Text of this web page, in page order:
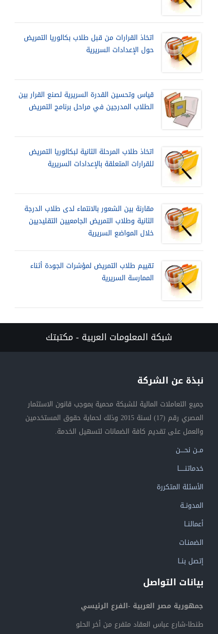
اتخاذ القرارات من قبل طلاب بكالوريا التمريض
حول الإعدادات السريرية
قياس وتحسين القدرة السريرية لصنع القرار بين
الطلاب المدرجين في مراحل برنامج التمريض
اتخاذ طلاب المرحلة الثانية لبكالوريا التمريض
للقرارات المتعلقة بالإعدادات السريرية
مقارنة بين الشعور بالانتماء لدى طلاب الدرجة
الثانية وطلاب التمريض الجامعيين التقليديين
خلال المواضع السريرية
تقييم طلاب التمريض لمؤشرات الجودة أثناء
الممارسة السريرية
شبكة المعلومات العربية - مكتبتك
نبذة عن الشركة
جميع التعاملات المالية للشبكة محمية بموجب قانون الاستثمار
المصري رقم (17) لسنة 2015 وذلك لحماية حقوق المستخدمين
والعمل على تقديم كافة الضمانات لتسهيل الخدمة.
مــن نحــــن
خدماتنــــــا
الأسئلة المتكررة
المدونــة
أعمالنــا
الضمنـات
إتصل بنــا
بيانات التواصل
جمهورية مصر العربية -الفرع الرئيسي
طنطا-شارع عباس العقاد متفرع من أخر الحلو